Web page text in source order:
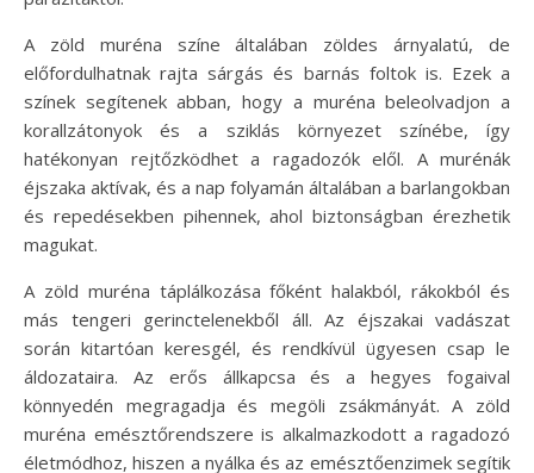
A zöld muréna színe általában zöldes árnyalatú, de
előfordulhatnak rajta sárgás és barnás foltok is. Ezek a
színek segítenek abban, hogy a muréna beleolvadjon a
korallzátonyok és a sziklás környezet színébe, így
hatékonyan rejtőzködhet a ragadozók elől. A murénák
éjszaka aktívak, és a nap folyamán általában a barlangokban
és repedésekben pihennek, ahol biztonságban érezhetik
magukat.
A zöld muréna táplálkozása főként halakból, rákokból és
más tengeri gerinctelenekből áll. Az éjszakai vadászat
során kitartóan keresgél, és rendkívül ügyesen csap le
áldozataira. Az erős állkapcsa és a hegyes fogaival
könnyedén megragadja és megöli zsákmányát. A zöld
muréna emésztőrendszere is alkalmazkodott a ragadozó
életmódhoz, hiszen a nyálka és az emésztőenzimek segítik